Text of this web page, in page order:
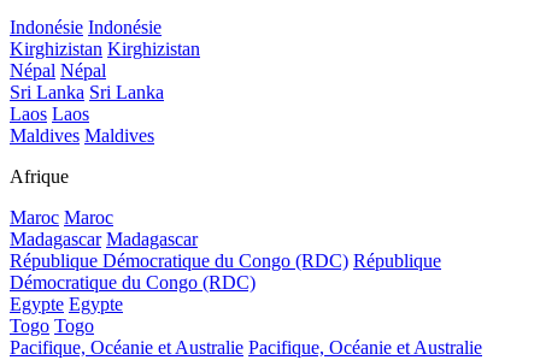
Indonésie Indonésie
Kirghizistan Kirghizistan
Népal Népal
Sri Lanka Sri Lanka
Laos Laos
Maldives Maldives
Afrique
Maroc Maroc
Madagascar Madagascar
République Démocratique du Congo (RDC) République
Démocratique du Congo (RDC)
Egypte Egypte
Togo Togo
Pacifique, Océanie et Australie Pacifique, Océanie et Australie